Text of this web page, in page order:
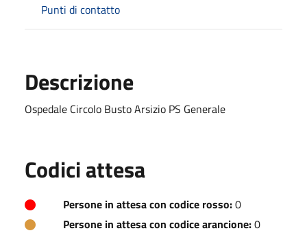
Punti di contatto
Descrizione
Ospedale Circolo Busto Arsizio PS Generale
Codici attesa
Persone in attesa con codice rosso:0
Persone in attesa con codice arancione:0